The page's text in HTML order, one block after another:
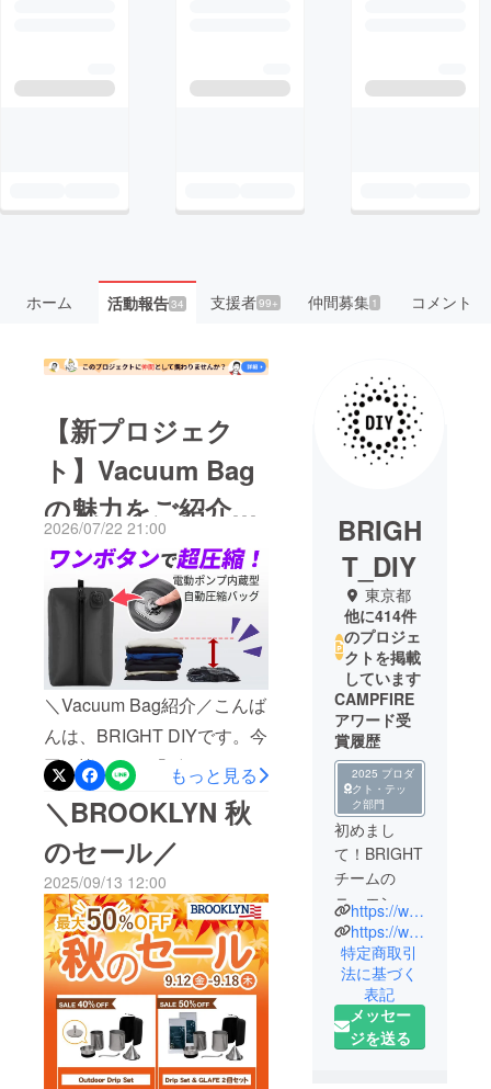
ホーム 活動報告34 支援者99+ 仲間募集 1 コメント
【新プロジェク
ト】Vacuum Bag
の魅力をご紹介！
【お気に入り登録
をお忘れなく！】
2026/07/22 21:00
＼Vacuum Bag紹介／こんば
んは、BRIGHT DIYです。今
回は皆さまに「ボタン一つ
で数秒圧縮。充電式・防水
仕様で旅行や自宅でも使い
やすく、衣類をコンパクト
に収納してスペースを有効
活用できます」プロジェク
トを紹介させて頂きます。
プレビューページをお気に
入り登録して公開をお待ち
ください！ 【衣類の圧縮収
納が一瞬で】ワンプッシュ
もっと見る
＼BROOKLYN 秋
のセール／
2025/09/13 12:00
BRIGH
T_DIY
東京都
他に414件
のプロジェ
クトを掲載
しています
CAMPFIRE
アワード受
賞履歴
2025 プロダ
クト・テッ
ク部門
初めまし
て！BRIGHT
チームの
ニュエンで
す。
中国の総合
家電メー
カー向けに
人気製品を
多数製造し
https://www.brightdiy.jp/
https://www.instagram.com/brightdiyjp/
特定商取引
法に基づく
表記
メッセー
ジを送る